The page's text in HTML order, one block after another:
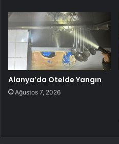
Alanya’da Otelde Yangın
Ağustos 7, 2026